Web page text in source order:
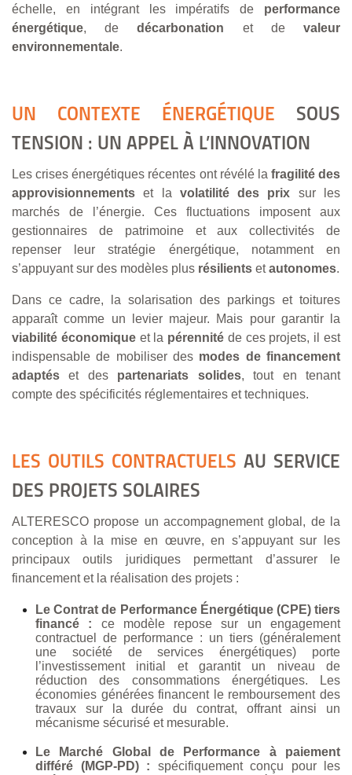
échelle, en intégrant les impératifs de performance
énergétique, dedécarbonation et devaleur
environnementale.
UN CONTEXTE ÉNERGÉTIQUE SOUS
TENSION : UN APPEL À L’INNOVATION
Les crises énergétiques récentes ont révélé la fragilité des
approvisionnements et la volatilité des prix sur les
marchés de l’énergie. Ces fluctuations imposent aux
gestionnaires de patrimoine et aux collectivités de
repenser leur stratégie énergétique, notamment en
s’appuyant sur des modèles plus résilients etautonomes.
Dans ce cadre, la solarisation des parkings et toitures
apparaît comme un levier majeur. Mais pour garantir la
viabilité économiqueet la pérennité de ces projets, il est
indispensable de mobiliser des modes de financement
adaptés et des partenariats solides, tout en tenant
compte des spécificités réglementaires et techniques.
LES OUTILS CONTRACTUELS AU SERVICE
DES PROJETS SOLAIRES
ALTERESCO propose un accompagnement global, de la
conception à la mise en œuvre, en s’appuyant sur les
principaux outils juridiques permettant d’assurer le
financement et la réalisation des projets :
Le Contrat de Performance Énergétique (CPE) tiers
financé : ce modèle repose sur un engagement
contractuel de performance : un tiers (généralement
une société de services énergétiques) porte
l’investissement initial et garantit un niveau de
réduction des consommations énergétiques. Les
économies générées financent le remboursement des
travaux sur la durée du contrat, offrant ainsi un
mécanisme sécurisé et mesurable.
Le Marché Global de Performance à paiement
différé (MGP-PD) : spécifiquement conçu pour les